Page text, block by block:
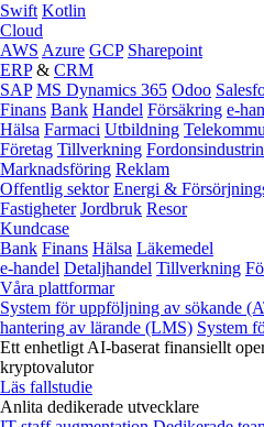
Swift Kotlin
Cloud
AWS Azure GCP Sharepoint
ERP& CRM
SAP MS Dynamics 365 Odoo
Finans Bank Handel Försäkring
Hälsa Farmaci Utbildning
Företag Tillverkning Fordonsindustrin
Marknadsföring Reklam
Offentlig sektor Energi &
Fastigheter Jordbruk Resor
Kundcase
Bank Finans Hälsa Läkemedel
e‑handel Detaljhandel Tillverkning
Våra plattformar
System för uppföljning av sökande
hantering av lärande (LMS) System
Ett enhetligt AI-baserat finansiellt
kryptovalutor
Läs fallstudie
Anlita dedikerade utvecklare